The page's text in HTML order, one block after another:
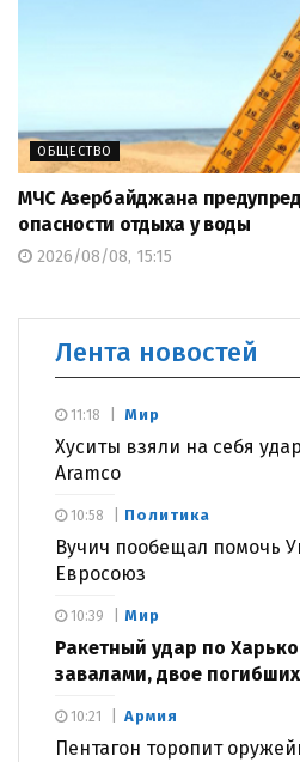
ОБЩЕСТВО
МЧС Азербайджана
опасности отдыха у воды
2026/08/08, 15:15
Лента новостей
Мир
Хуситы взяли на себя
Aramco
11:18
Политика
Вучич пообещал помочь
Евросоюз
10:58
Мир
Ракетный удар по
завалами, двое погибших
10:39
Армия
Пентагон торопит
10:21